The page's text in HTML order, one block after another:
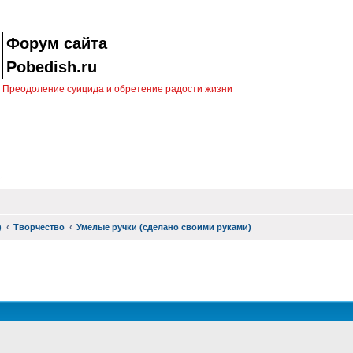
Форум сайта
Pobedish.ru
Преодоление суицида и обретение радости жизни
Творчество Умелые ручки (сделано своими руками)